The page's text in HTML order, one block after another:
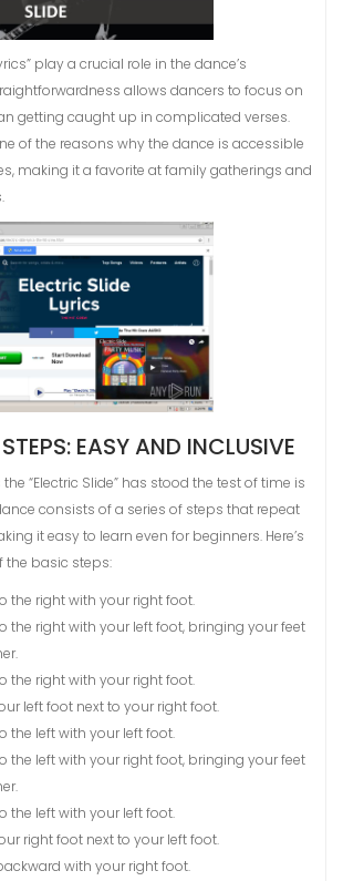
play a crucial role in the dance’s
allows dancers to focus on
getting caught up in complicated verses.
of the reasons why the dance is accessible
making it a favorite at family gatherings and
EASY AND INCLUSIVE
“Electric Slide” has stood the test of time is
consists of a series of steps that repeat
it easy to learn even for beginners. Here’s
the basic steps:
the right with your right foot.
the right with your left foot, bringing your feet
the right with your right foot.
left foot next to your right foot.
the left with your left foot.
the left with your right foot, bringing your feet
the left with your left foot.
right foot next to your left foot.
with your right foot.